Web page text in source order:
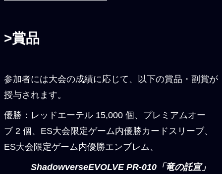
>賞品
参加者には大会の成績に応じて、以下の賞品・副賞が
授与されます。
優勝：レッドエーテル 15,000 個、プレミアムオー
ブ 2 個、ES大会限定ゲーム内優勝カードスリーブ、
ES大会限定ゲーム内優勝エンブレム、
ShadowverseEVOLVE PR-010「竜の託宣」